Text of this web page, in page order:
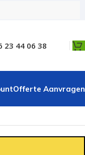
23 44 06 38
Offerte Aanvragen